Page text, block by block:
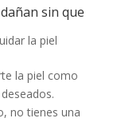
sin que
la piel
la piel como
no tienes una